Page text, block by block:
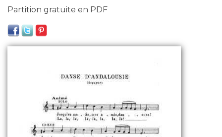
Partition gratuite en PDF